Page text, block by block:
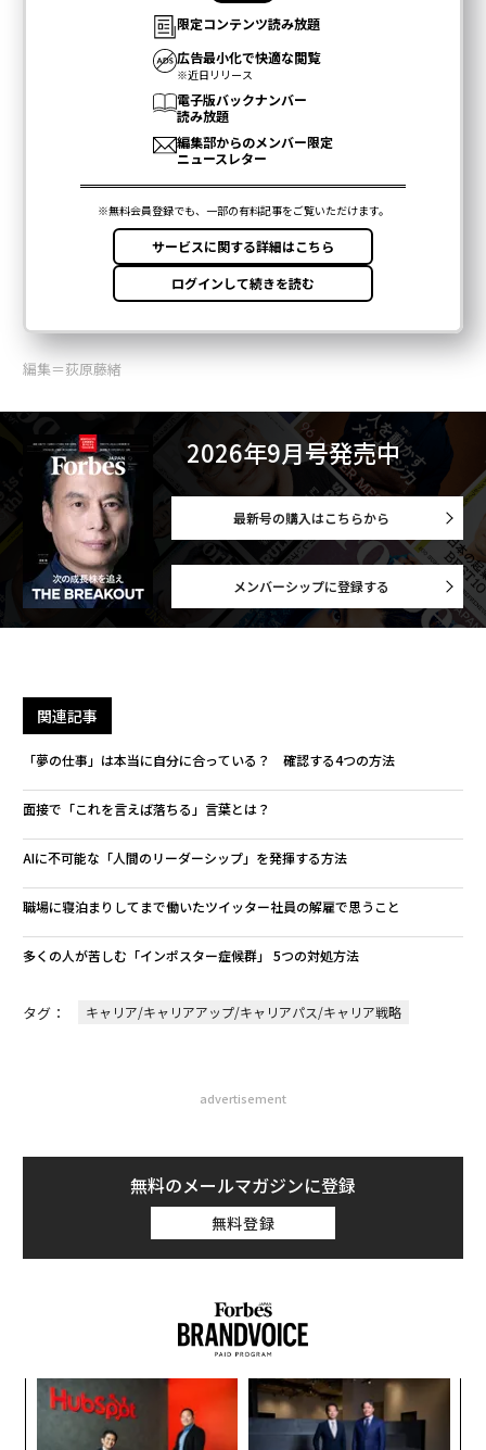
編集＝荻原藤緒
2026年9月号発売中
最新号の購入はこちらから
メンバーシップに登録する
関連記事
「夢の仕事」は本当に自分に合っている？ 確認する4つの方法
面接で「これを言えば落ちる」言葉とは？
AIに不可能な「人間のリーダーシップ」を発揮する方法
職場に寝泊まりしてまで働いたツイッター社員の解雇で思うこと
多くの人が苦しむ「インポスター症候群」 5つの対処方法
タグ： キャリア/キャリアアップ/キャリアパス/キャリア戦略
advertisement
無料のメールマガジンに登録
無料登録